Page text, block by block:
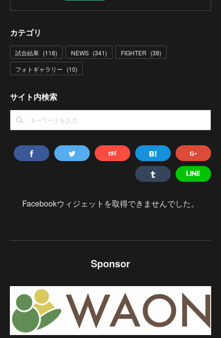
カテゴリ
試合結果 (118) NEWS (341) FIGHTER (38)
フォトギャラリー (10)
サイト内検索
Facebookウィジェットを取得できませんでした。
Sponsor